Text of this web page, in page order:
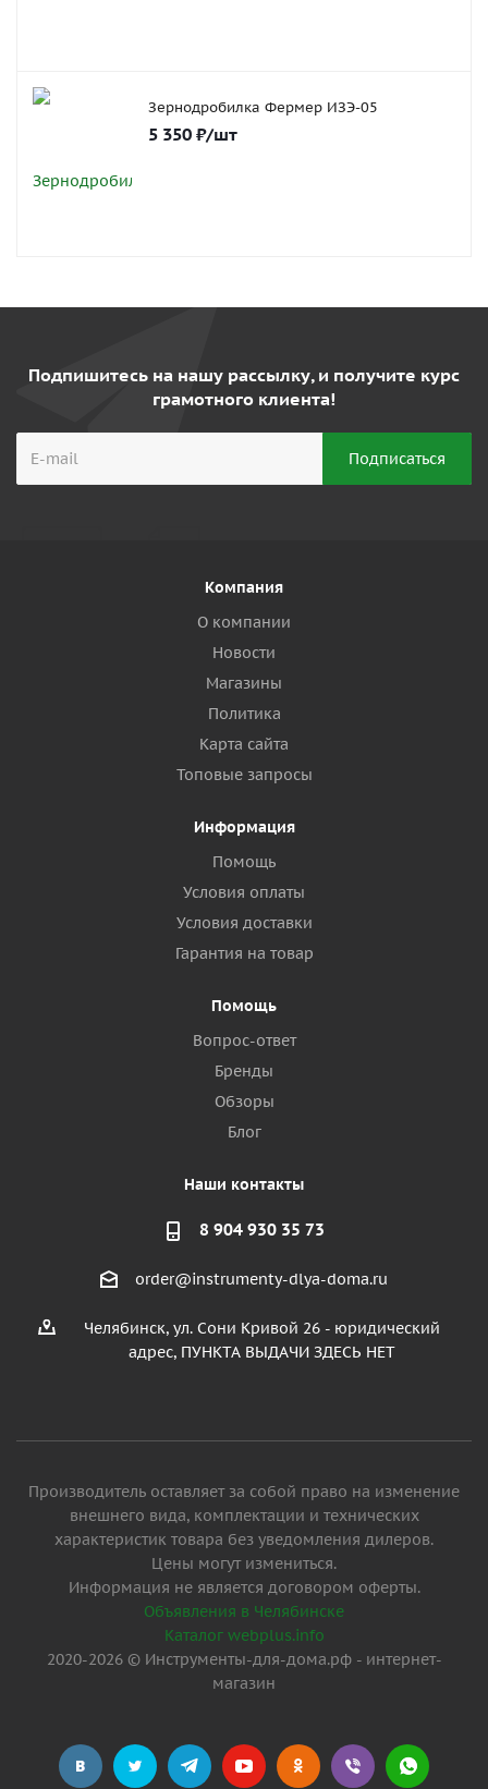
Зернодробилка Фермер ИЗЭ-05
5 350 ₽/шт
Подпишитесь на нашу рассылку, и получите курс
грамотного клиента!
Компания
О компании
Новости
Магазины
Политика
Карта сайта
Топовые запросы
Информация
Помощь
Условия оплаты
Условия доставки
Гарантия на товар
Помощь
Вопрос-ответ
Бренды
Обзоры
Блог
Наши контакты
8 904 930 35 73
order@instrumenty-dlya-doma.ru
Челябинск, ул. Сони Кривой 26 - юридический
адрес, ПУНКТА ВЫДАЧИ ЗДЕСЬ НЕТ
Производитель оставляет за собой право на изменение
внешнего вида, комплектации и технических
характеристик товара без уведомления дилеров.
Цены могут измениться.
Информация не является договором оферты.
Объявления в Челябинске
Каталог webplus.info
2020-2026 © Инструменты-для-дома.рф - интернет-
магазин